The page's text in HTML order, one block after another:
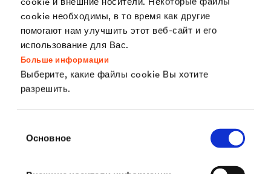
cookie необходимы, в то время как другие
помогают нам улучшить этот веб-сайт и его
использование для Вас.
Больше информации
Выберите, какие файлы cookie Вы хотите
разрешить.
согласия
Основное
1981
Международный успех.
DÖRKEN инициирует производство и продажу
микрослойной системы защиты от коррозииDELTA